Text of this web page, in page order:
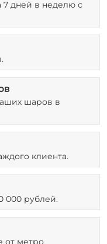
7 дней в неделю с
шаров в
клиента.
000 рублей.
от метро